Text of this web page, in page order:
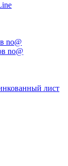
no@
no@
лист